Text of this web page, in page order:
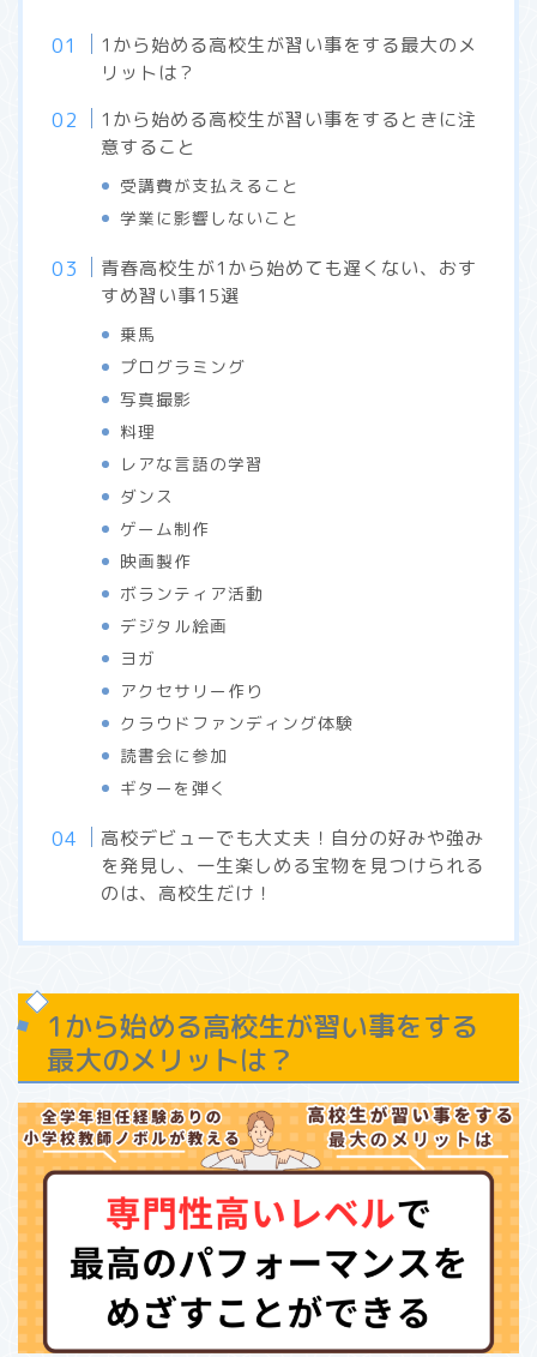
1から始める高校生が習い事をする最大のメ
リットは？
1から始める高校生が習い事をするときに注
意すること
受講費が支払えること
学業に影響しないこと
青春高校生が1から始めても遅くない、おす
すめ習い事15選
乗馬
プログラミング
写真撮影
料理
レアな言語の学習
ダンス
ゲーム制作
映画製作
ボランティア活動
デジタル絵画
ヨガ
アクセサリー作り
クラウドファンディング体験
読書会に参加
ギターを弾く
高校デビューでも大丈夫！自分の好みや強み
を発見し、一生楽しめる宝物を見つけられる
のは、高校生だけ！
1から始める高校生が習い事をする
最大のメリットは？